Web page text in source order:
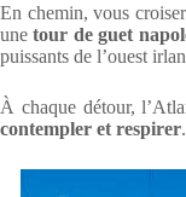
En chemin, vous
unetour de guet
puissants de l’ouest
À chaque détour,
contempler et respirer